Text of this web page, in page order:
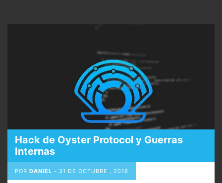
Hack de Oyster Protocol y Guerras
Internas
POR DANIEL - 31 DE OCTUBRE , 2018